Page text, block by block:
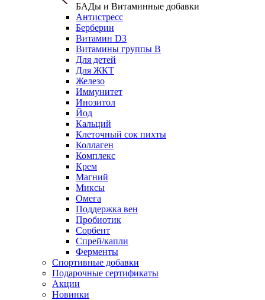
БАДы и Витаминные добавки
Антистресс
Берберин
Витамин D3
Витамины группы B
Для детей
Для ЖКТ
Железо
Иммунитет
Инозитол
Йод
Кальций
Клеточный сок пихты
Коллаген
Комплекс
Крем
Магний
Миксы
Омега
Поддержка вен
Пробиотик
Сорбент
Спрей/капли
Ферменты
Спортивные добавки
Подарочные сертификаты
Акции
Новинки